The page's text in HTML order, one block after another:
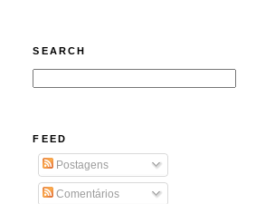
SEARCH
FEED
Postagens
Comentários